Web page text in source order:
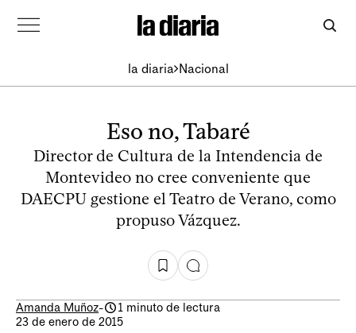
la diaria Nacional
Eso no, Tabaré
Director de Cultura de la Intendencia de
Montevideo no cree conveniente que
DAECPU gestione el Teatro de Verano, como
propuso Vázquez.
Amanda Muñoz-
1 minuto de lectura
23 de enero de 2015